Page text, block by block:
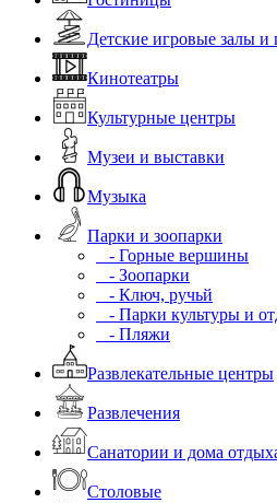
Детские игровые залы и
Кинотеатры
Культурные центры
Музеи и выставки
Музыка
Парки и зоопарки
- Горные вершины
- Зоопарки
- Ключ, ручьй
- Парки культуры и
- Пляжи
Развлекательные центры
Развлечения
Санатории и дома
Столовые